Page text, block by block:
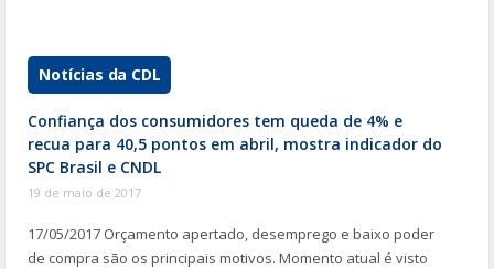
Notícias da CDL
Confiança dos consumidores tem queda de 4% e
recua para 40,5 pontos em abril, mostra indicador do
SPC Brasil e CNDL
19 de maio de 2017
17/05/2017 Orçamento apertado, desemprego e baixo poder
de compra são os principais motivos. Momento atual é visto